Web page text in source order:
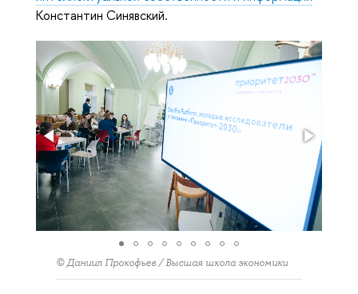
Константин Синявский.
© Даниил Прокофьев / Высшая школа экономики